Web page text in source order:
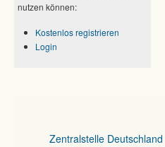
nutzen können:
Kostenlos registrieren
Login
Zentralstelle Deutschland